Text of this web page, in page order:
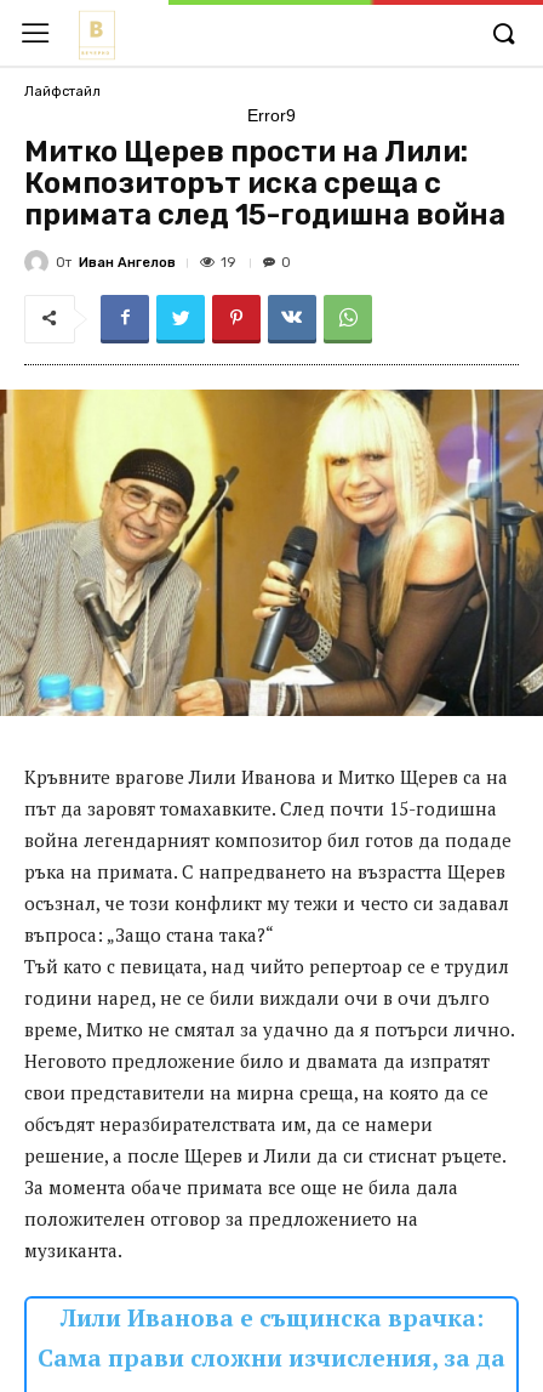
Лайфстайл
Error9
Митко Щерев прости на Лили:
Композиторът иска среща с
примата след 15-годишна война
От Иван Ангелов 19 0
Кръвните врагове Лили Иванова и Митко Щерев са на
път да заровят томахавките. След почти 15-годишна
война легендарният композитор бил готов да подаде
ръка на примата. С напредването на възрастта Щерев
осъзнал, че този конфликт му тежи и често си задавал
въпроса: „Защо стана така?“
Тъй като с певицата, над чийто репертоар се е трудил
години наред, не се били виждали очи в очи дълго
време, Митко не смятал за удачно да я потърси лично.
Неговото предложение било и двамата да изпратят
свои представители на мирна среща, на която да се
обсъдят неразбирателствата им, да се намери
решение, а после Щерев и Лили да си стиснат ръцете.
За момента обаче примата все още не била дала
положителен отговор за предложението на
музиканта.
Лили Иванова е същинска врачка:
Сама прави сложни изчисления, за да